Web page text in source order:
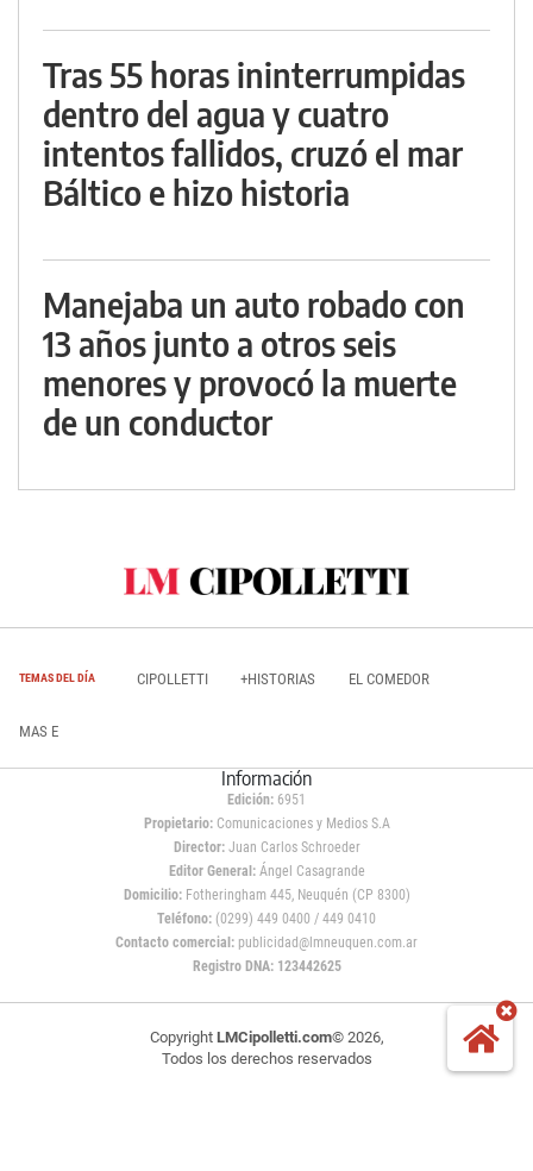
Tras 55 horas ininterrumpidas
dentro del agua y cuatro
intentos fallidos, cruzó el mar
Báltico e hizo historia
Manejaba un auto robado con
13 años junto a otros seis
menores y provocó la muerte
de un conductor
TEMAS DEL DÍA CIPOLLETTI +HISTORIAS EL COMEDOR
MAS E
Información
Edición: 6951
Propietario:Comunicaciones y Medios S.A
Director: Juan Carlos Schroeder
Editor General:Ángel Casagrande
Domicilio:Fotheringham 445, Neuquén (CP 8300)
Teléfono: (0299) 449 0400 / 449 0410
Contacto comercial: publicidad@lmneuquen.com.ar
Registro DNA: 123442625
Copyright LMCipolletti.com© 2026,
Todos los derechos reservados